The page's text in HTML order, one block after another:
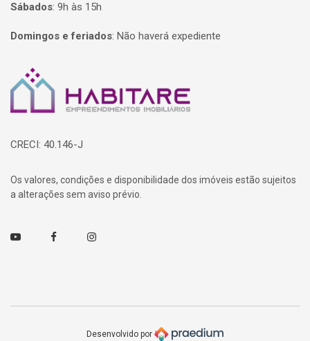
Sábados: 9h às 15h
Domingos e feriados: Não haverá expediente
Página inicial
CRECI: 40.146-J
Os valores, condições e disponibilidade dos imóveis estão sujeitos
a alterações sem aviso prévio.
Youtube FacebookInstagram
Desenvolvido por